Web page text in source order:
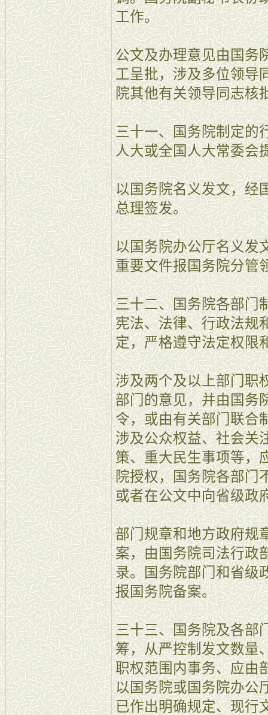
工作。
公文及办理意见由国务
工呈批，涉及多位领导
院其他有关领导同志核
三十一、国务院制定的
人大或全国人大常委会
以国务院名义发文，经
总理签发。
以国务院办公厅名义发
重要文件报国务院分管
三十二、国务院各部门
宪法、法律、行政法规
定，严格遵守法定权限
涉及两个及以上部门职
部门的意见，并由国务
令，或由有关部门联合
涉及公众权益、社会关
策、重大民生事项等，
院授权，国务院各部门
或者在公文中向省级政
部门规章和地方政府规
案，由国务院司法行政
录。国务院部门和省级
报国务院备案。
三十三、国务院及各部
筹，从严控制发文数量
职权范围内事务、应由
以国务院或国务院办公
已作出明确规定、现行